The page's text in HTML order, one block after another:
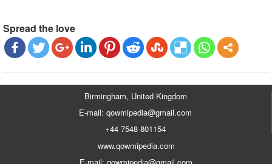
Spread the love
Birmingham, United Kingdom
E-mail: qowmipedia@gmail.com
+44 7548 801154
www.qowmipedia.com
E-mail: qowmipedia@gmail.com